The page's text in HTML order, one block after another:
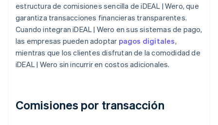
estructura de comisiones sencilla de iDEAL | Wero, que
garantiza transacciones financieras transparentes.
Cuando integran iDEAL | Wero en sus sistemas de pago,
las empresas pueden adoptar pagos digitales,
mientras que los clientes disfrutan de la comodidad de
iDEAL | Wero sin incurrir en costos adicionales.
Comisiones por transacción